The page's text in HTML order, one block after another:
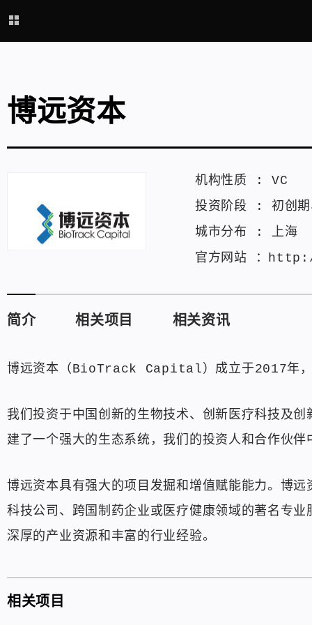
博远资本
机构性质 : VC
投资阶段 : 初创期
城市分布 : 上海
官方网站 ：
简介 相关项目 相关资讯
博远资本（BioTrack Capital）成立于2017年，
我们投资于中国创新的生物技术、创新医疗科技及
建了一个强大的生态系统，我们的投资人和合作伙
博远资本具有强大的项目发掘和增值赋能能力。博
科技公司、跨国制药企业或医疗健康领域的著名专
深厚的产业资源和丰富的行业经验。
相关项目